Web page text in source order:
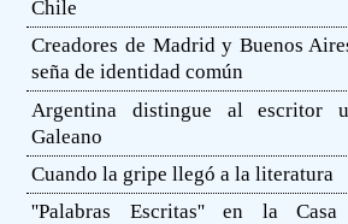
Chile
Creadores de Madrid y Buenos
seña de identidad común
Argentina distingue al escritor
Galeano
Cuando la gripe llegó a la literatura
''Palabras Escritas'' en la